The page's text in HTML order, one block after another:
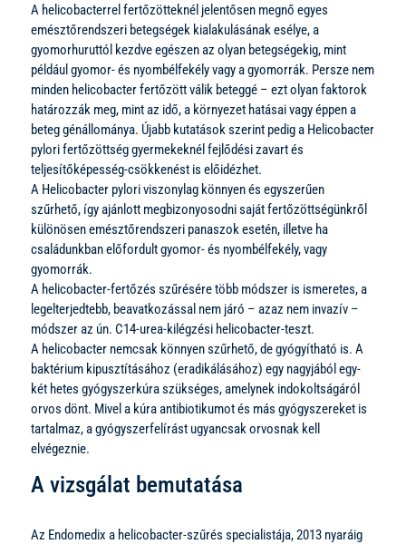
A helicobacterrel fertőzötteknél jelentősen megnő egyes
emésztőrendszeri betegségek kialakulásának esélye, a
gyomorhuruttól kezdve egészen az olyan betegségekig, mint
például gyomor- és nyombélfekély vagy a gyomorrák. Persze nem
minden helicobacter fertőzött válik beteggé – ezt olyan faktorok
határozzák meg, mint az idő, a környezet hatásai vagy éppen a
beteg génállománya. Újabb kutatások szerint pedig a Helicobacter
pylori fertőzöttség gyermekeknél fejlődési zavart és
teljesítőképesség-csökkenést is előidézhet.
A Helicobacter pylori viszonylag könnyen és egyszerűen
szűrhető, így ajánlott megbizonyosodni saját fertőzöttségünkről
különösen emésztőrendszeri panaszok esetén, illetve ha
családunkban előfordult gyomor- és nyombélfekély, vagy
gyomorrák.
A helicobacter-fertőzés szűrésére több módszer is ismeretes, a
legelterjedtebb, beavatkozással nem járó – azaz nem invazív –
módszer az ún. C14-urea-kilégzési helicobacter-teszt.
A helicobacter nemcsak könnyen szűrhető, de gyógyítható is. A
baktérium kipusztításához (eradikálásához) egy nagyjából egy-
két hetes gyógyszerkúra szükséges, amelynek indokoltságáról
orvos dönt. Mivel a kúra antibiotikumot és más gyógyszereket is
tartalmaz, a gyógyszerfelírást ugyancsak orvosnak kell
elvégeznie.
A vizsgálat bemutatása
Az Endomedix a helicobacter-szűrés specialistája, 2013 nyaráig